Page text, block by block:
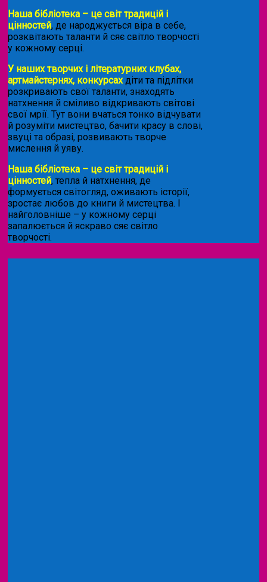
Наша бібліотека – це світ традицій і
цінностей, де народжується віра в себе,
розквітають таланти й сяє світло творчості
у кожному серці.
У наших творчих і літературних клубах,
артмайстернях, конкурсахдіти та підлітки
розкривають свої таланти, знаходять
натхнення й сміливо відкривають світові
свої мрії. Тут вони вчаться тонко відчувати
й розуміти мистецтво, бачити красу в слові,
звуці та образі, розвивають творче
мислення й уяву.
Наша бібліотека – це світ традицій і
цінностей, тепла й натхнення, де
формується світогляд, оживають історії,
зростає любов до книги й мистецтва. І
найголовніше – у кожному серці
запалюється й яскраво сяє світло
творчості.